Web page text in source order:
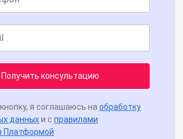
Получить консультацию
я соглашаюсь на обработку
данныхи с правилами
Платформой